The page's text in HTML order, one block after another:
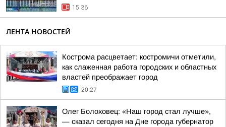
15:36
ЛЕНТА НОВОСТЕЙ
Кострома расцветает: костромичи отметили,
как слаженная работа городских и областных
властей преображает город
20:27
Олег Болоховец: «Наш город стал лучше»,
— сказал сегодня на Дне города губернатор